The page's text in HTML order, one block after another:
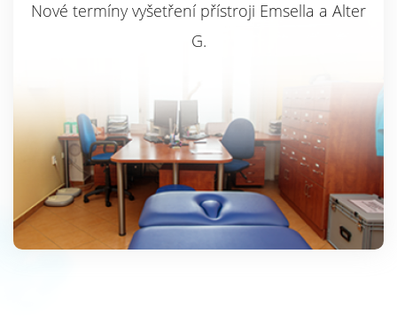
Nové termíny vyšetření přístroji Emsella a Alter
G.